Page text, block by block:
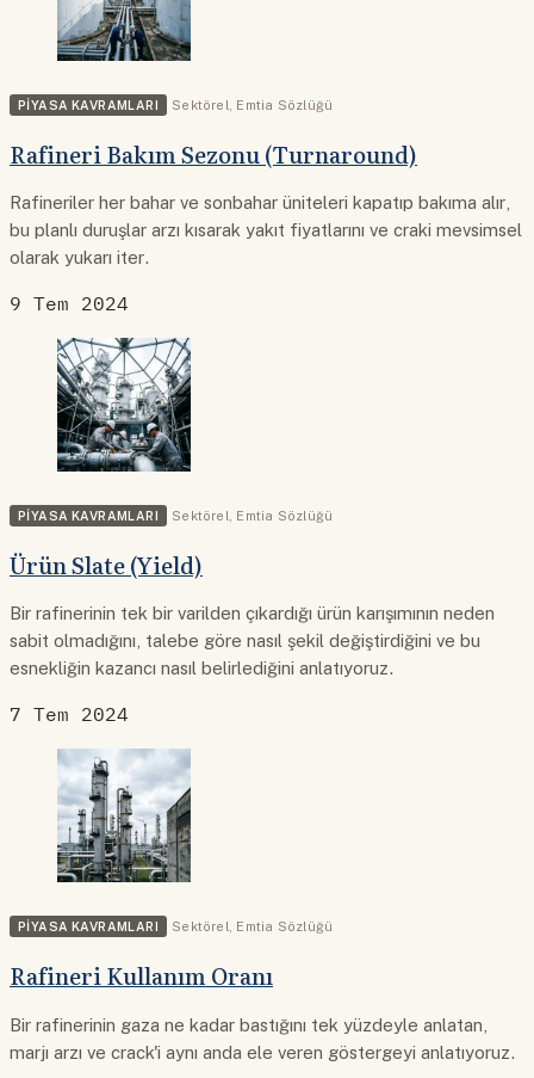
PIYASA KAVRAMLARI Sektörel Emtia Sözlüğü
Rafineri Bakım Sezonu (Turnaround)
Rafineriler her bahar ve sonbahar üniteleri kapatıp bakıma alır,
bu planlı duruşlar arzı kısarak yakıt fiyatlarını ve craki mevsimsel
olarak yukarı iter.
9 Tem 2024
PIYASA KAVRAMLARI Sektörel Emtia Sözlüğü
Ürün Slate (Yield)
Bir rafinerinin tek bir varilden çıkardığı ürün karışımının neden
sabit olmadığını, talebe göre nasıl şekil değiştirdiğini ve bu
esnekliğin kazancı nasıl belirlediğini anlatıyoruz.
7 Tem 2024
PIYASA KAVRAMLARI Sektörel Emtia Sözlüğü
Rafineri Kullanım Oranı
Bir rafinerinin gaza ne kadar bastığını tek yüzdeyle anlatan,
marjı arzı ve crack'i aynı anda ele veren göstergeyi anlatıyoruz.